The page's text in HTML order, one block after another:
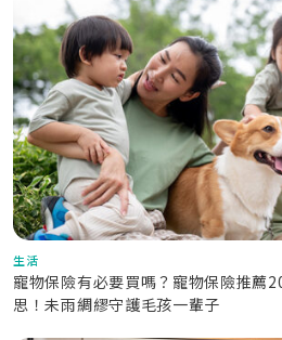
生活
寵物保險有必要買嗎？寵物保險推薦
思！未雨綢繆守護毛孩一輩子